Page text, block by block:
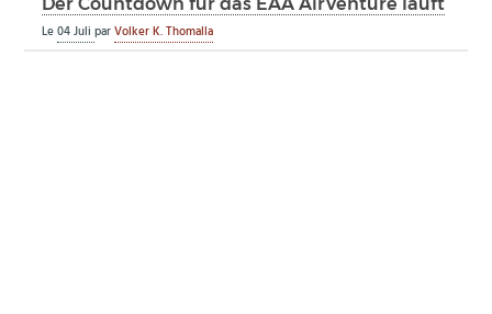
Le04 JuliparVolker K. Thomalla